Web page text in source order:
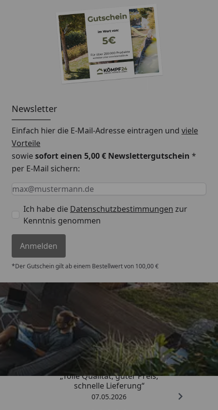
Newsletter
Einfach hier die E-Mail-Adresse eintragen und viele
Vorteile
sowiesofort einen 5,00 € Newslettergutschein *
per E-Mail sichern:
Keine Eingabe erforderlich
Eingabe erforderlich
E-Mail *
Ich habe die Datenschutzbestimmungen zur
Kenntnis genommen
Anmelden
*Der Gutschein gilt ab einem Bestellwert von 100,00 €
Trusted Shops
4,67/ 5
„Tolle Qualität, guter Preis,
schnelle Lieferung“
07.05.2026